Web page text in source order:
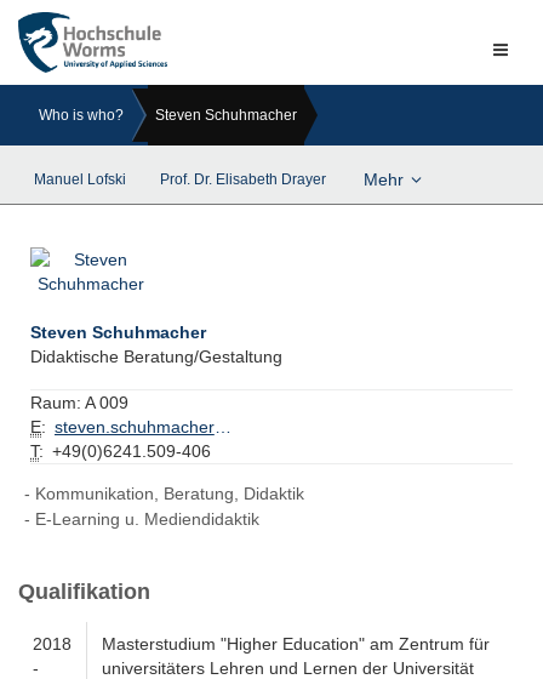
Who is who? Steven Schuhmacher
Manuel Lofski Prof. Dr. Elisabeth Drayer Mehr
Steven Schuhmacher
Didaktische Beratung/Gestaltung
Raum: A 009
E:
steven.schuhmacher@hs-worms.de
T: +49(0)6241.509-406
Kommunikation, Beratung, Didaktik
E-Learning u. Mediendidaktik
Qualifikation
2018
-
Masterstudium "Higher Education" am Zentrum für
universitäters Lehren und Lernen der Universität